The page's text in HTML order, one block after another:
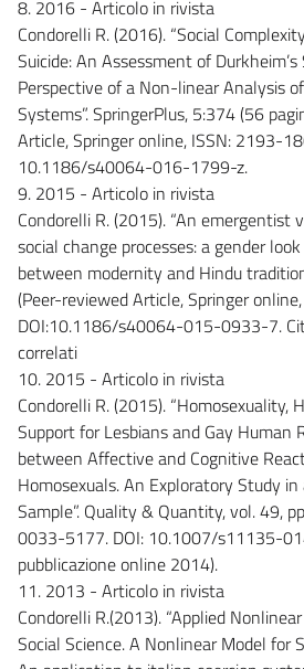
8. 2016 - Articolo in rivista
Condorelli R. (2016). “Social
Suicide: An Assessment of
Perspective of a Non-linear Analysis
Systems”. SpringerPlus, 5:374 (56
Article, Springer online, ISSN: 2193-
10.1186/s40064-016-1799-z.
9. 2015 - Articolo in rivista
Condorelli R. (2015). “An emergentist
social change processes: a gender
between modernity and Hindu
(Peer-reviewed Article, Springer
DOI:10.1186/s40064-015-0933-7.
correlati
10. 2015 - Articolo in rivista
Condorelli R. (2015). “Homosexuality,
Support for Lesbians and Gay Human
between Affective and Cognitive
Homosexuals. An Exploratory Study
Sample”. Quality & Quantity, vol. 49,
0033-5177. DOI: 10.1007/s11135-
pubblicazione online 2014).
11. 2013 - Articolo in rivista
Condorelli R.(2013). “Applied
Social Science. A Nonlinear Model for